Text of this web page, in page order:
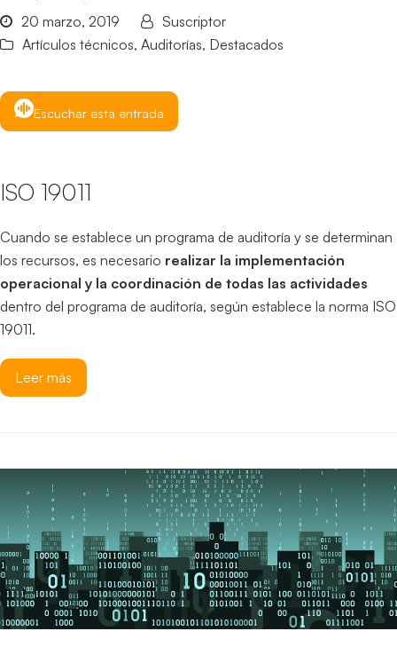
20 marzo, 2019
Suscriptor
Artículos técnicos, Auditorías, Destacados
Escuchar esta entrada
ISO 19011
Cuando se establece un programa de auditoría y se determinan
los recursos, es necesario realizar la implementación
operacional y la coordinación de todas las actividades
dentro del programa de auditoría, según establece la norma ISO
19011.
Leer más